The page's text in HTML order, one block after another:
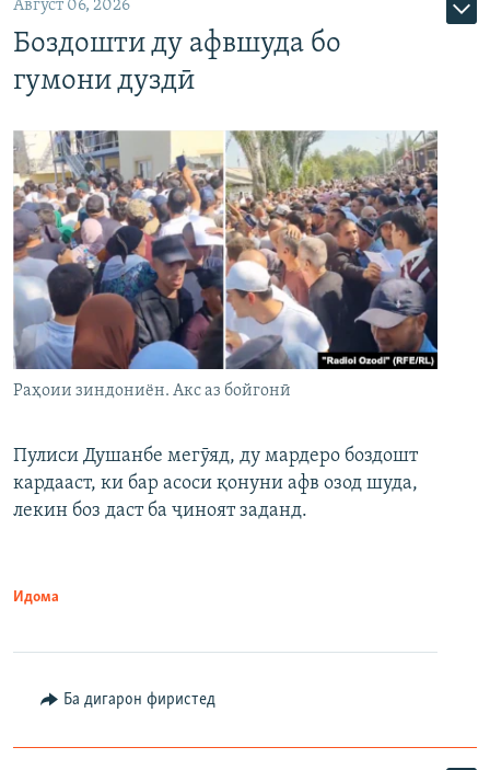
Август 06, 2026
Боздошти ду афвшуда бо
гумони дуздӣ
Раҳоии зиндониён. Акс аз бойгонӣ
Пулиси Душанбе мегӯяд, ду мардеро боздошт
кардааст, ки бар асоси қонуни афв озод шуда,
лекин боз даст ба ҷиноят заданд.
Идома
Ба дигарон фиристед